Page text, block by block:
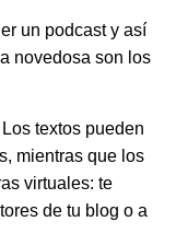
un podcast y así
novedosa son los
Los textos pueden
mientras que los
virtuales: te
de tu blog o a